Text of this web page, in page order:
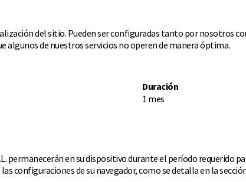
del sitio. Pueden ser configuradas tanto por nosotros
algunos de nuestros servicios no operen de manera óptima.
Duración
1 mes
permanecerán en su dispositivo durante el período requerido
de su navegador, como se detalla en la sección